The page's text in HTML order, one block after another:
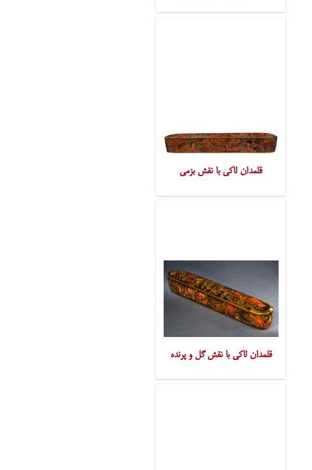
قلمدان لاکی با نقش بزمی
قلمدان لاکی با نقش گل و پرنده